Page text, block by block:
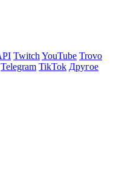
Twitch YouTube Trovo
Telegram TikTok Другое